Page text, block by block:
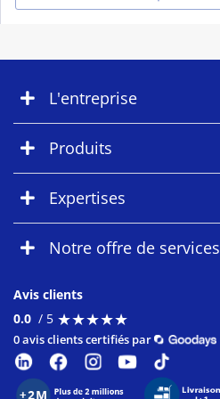
L'entreprise
Produits
Expertises
Notre offre de services
Avis clients
0.0 / 5 ★★★★★
★★★★★
0 avis clients certifiés par